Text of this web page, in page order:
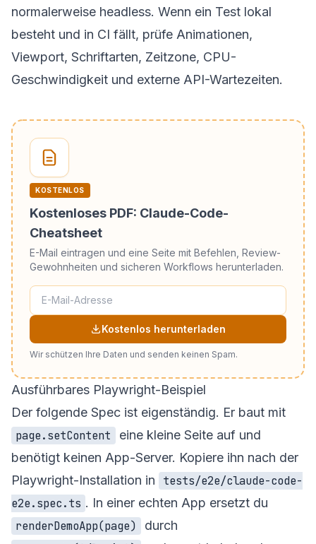
normalerweise headless. Wenn ein Test lokal
besteht und in CI fällt, prüfe Animationen,
Viewport, Schriftarten, Zeitzone, CPU-
Geschwindigkeit und externe API-Wartezeiten.
KOSTENLOS
Kostenloses PDF: Claude-Code-
Cheatsheet
E-Mail eintragen und eine Seite mit Befehlen, Review-
Gewohnheiten und sicheren Workflows herunterladen.
Kostenlos herunterladen
Wir schützen Ihre Daten und senden keinen Spam.
Ausführbares Playwright-Beispiel
Der folgende Spec ist eigenständig. Er baut mit
page.setContent
eine kleine Seite auf und
benötigt keinen App-Server. Kopiere ihn nach der
Playwright-Installation in
tests/e2e/claude-code-
e2e.spec.ts . In einer echten App ersetzt du
renderDemoApp(page)
durch